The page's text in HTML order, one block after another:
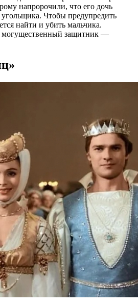
напророчили, что его дочь
Чтобы предупредить
найти и убить мальчика.
могущественный защитник —